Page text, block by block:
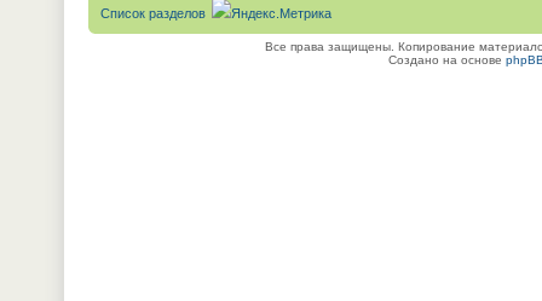
Список разделов
Все права защищены. Копирование
Создано на основе